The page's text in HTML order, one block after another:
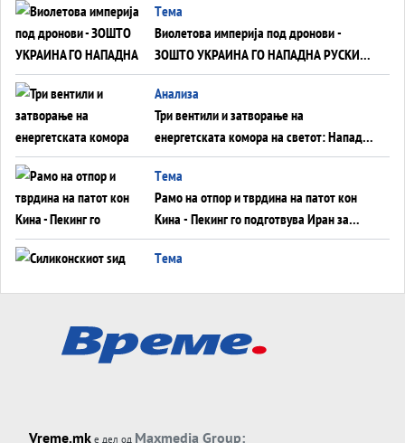
Tема
Виолетова империја под дронови -
ЗОШТО УКРАИНА ГО НАПАДНА РУСКИОТ
WILDBERRIES
Aнализа
Три вентили и затворање на
енергетската комора на светот: Нападот
во Суец најавува глобален енергетски
инфаркт?
Tема
Рамо на отпор и тврдина на патот кон
Кина - Пекинг го подготвува Иран за
американска копнена инвазија
Tема
Tема
Трамп тврди дека повторно „разговара“
Vreme.mk е дел од Maxmedia Group: